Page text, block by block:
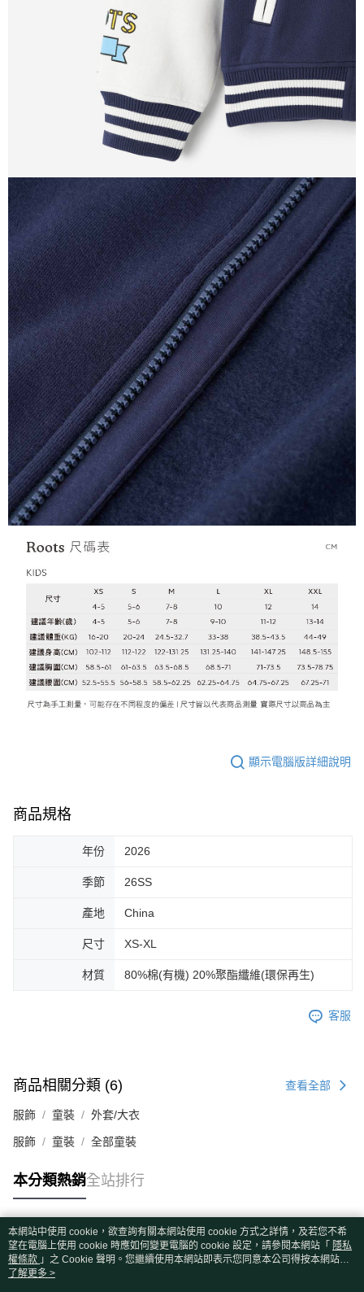
顯示電腦版詳細說明
商品規格
年份 2026
季節 26SS
產地 China
尺寸 XS-XL
材質 80%棉(有機) 20%聚酯纖維(環保再生)
客服
商品相關分類 (6) 查看全部
服飾 童裝 外套/大衣
服飾 童裝 全部童裝
本分類熱銷全站排行
熱門標籤
本網站中使用 cookie，欲查詢有關本網站使用 cookie 方式之詳情，及若您不希
望在電腦上使用 cookie 時應如何變更電腦的 cookie 設定，請參閱本網站「 隱私
權條款 」之 Cookie 聲明。您繼續使用本網站即表示您同意本公司得按本網站使
用條款之 Cookie 聲明使用 cookie。
了解更多 >